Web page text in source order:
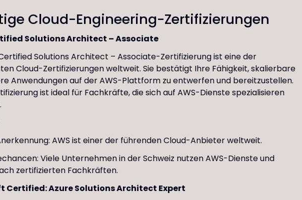
Cloud-Engineering-Zertifizierungen
Solutions Architect – Associate
Solutions Architect – Associate-Zertifizierung ist eine der
Cloud-Zertifizierungen weltweit. Sie bestätigt Ihre Fähigkeit, skalierbare
Anwendungen auf der AWS-Plattform zu entwerfen und bereitzustellen.
ist ideal für Fachkräfte, die sich auf AWS-Dienste spezialisieren
AWS ist einer der führenden Cloud-Anbieter weltweit.
Viele Unternehmen in der Schweiz nutzen AWS-Dienste und
zertifizierten Fachkräften.
Certified: Azure Solutions Architect Expert